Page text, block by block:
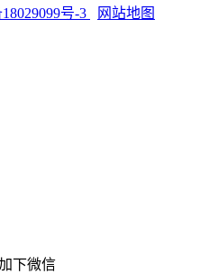
号-3 网站地图
下微信